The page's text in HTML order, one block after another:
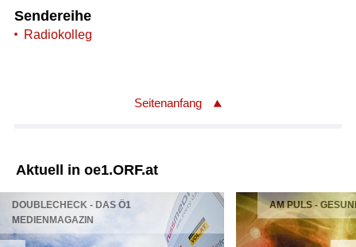
Sendereihe
Radiokolleg
Seitenanfang
Aktuell in oe1.ORF.at
DOUBLECHECK - DAS Ö1
MEDIENMAGAZIN
AM PULS -